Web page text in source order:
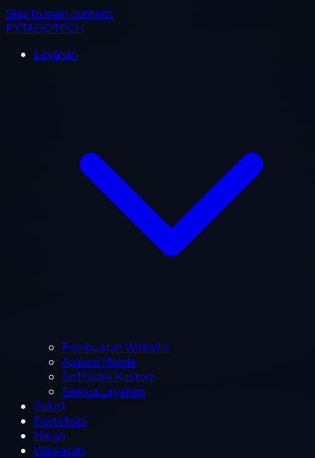
Skip to main content
PYTAGOTECH
Layanan
Pembuatan Website
Aplikasi Mobile
Software Kustom
Semua Layanan
Solusi
Portofolio
Harga
Wawasan